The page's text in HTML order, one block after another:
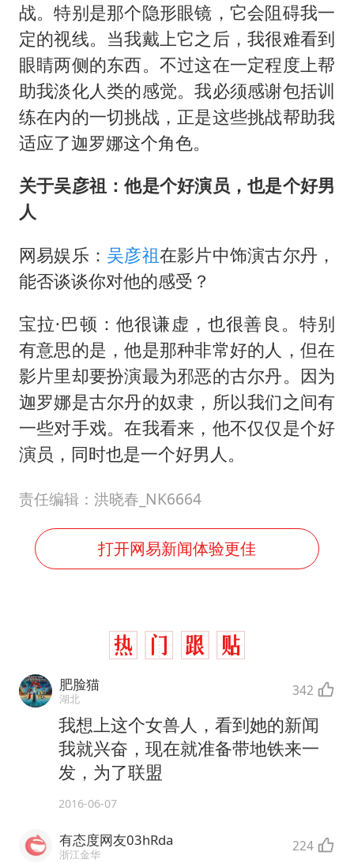
战。特别是那个隐形眼镜，它会阻碍我一
定的视线。当我戴上它之后，我很难看到
眼睛两侧的东西。不过这在一定程度上帮
助我淡化人类的感觉。我必须感谢包括训
练在内的一切挑战，正是这些挑战帮助我
适应了迦罗娜这个角色。
关于吴彦祖：他是个好演员，也是个好男
人
网易娱乐： 吴彦祖在影片中饰演古尔丹，
能否谈谈你对他的感受？
宝拉·巴顿：他很谦虚，也很善良。特别
有意思的是，他是那种非常好的人，但在
影片里却要扮演最为邪恶的古尔丹。因为
迦罗娜是古尔丹的奴隶，所以我们之间有
一些对手戏。在我看来，他不仅仅是个好
演员，同时也是一个好男人。
责任编辑：洪晓春_NK6664
打开网易新闻体验更佳
肥脸猫
湖北 342
我想上这个女兽人，看到她的新闻
我就兴奋，现在就准备带地铁来一
发，为了联盟
2016-06-07
有态度网友03hRda
浙江金华 224